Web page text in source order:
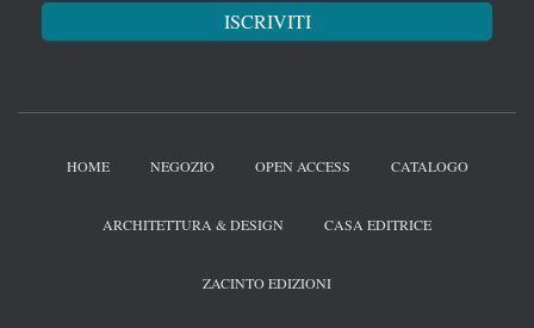
HOME NEGOZIO OPEN ACCESS CATALOGO
ARCHITETTURA & DESIGN CASA EDITRICE
ZACINTO EDIZIONI